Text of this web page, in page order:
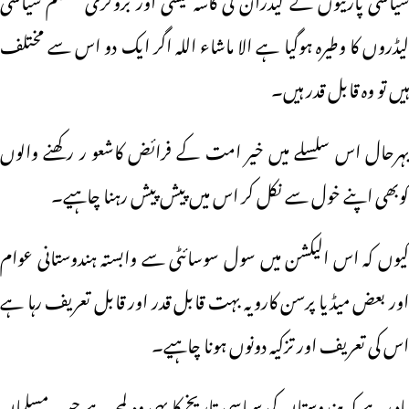
لیڈروں کا وطیرہ ہوگیا ہے الا ماشاء اللہ اگر ایک دو اس سے مختلف
ہیں تو وہ قابل قدر ہیں۔
بہرحال اس سلسلے میں خیر امت کے فرائض کاشعو ر رکھنے والوں
کوبھی اپنے خول سے نکل کر اس میں پیش پیش رہنا چاہیے۔
کیوں کہ اس الیکشن میں سول سوسائٹی سے وابستہ ہندوستانی عوام
اور بعض میڈیا پرسن کارویہ بہت قابل قدر اور قابل تعریف رہا ہے
اس کی تعریف اور تزکیہ دونوں ہونا چاہیے۔